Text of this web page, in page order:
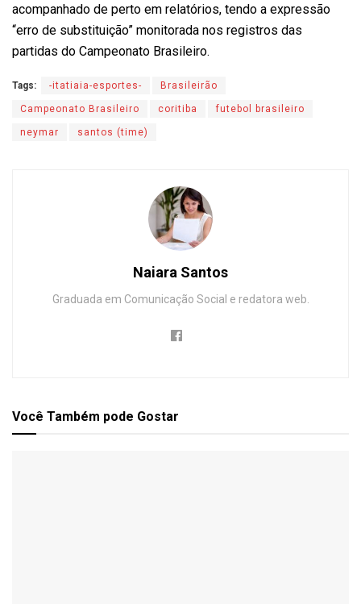
acompanhado de perto em relatórios, tendo a expressão
“erro de substituição” monitorada nos registros das
partidas do Campeonato Brasileiro.
Tags: -itatiaia-esportes- Brasileirão
Campeonato Brasileiro coritiba futebol brasileiro
neymar santos (time)
Naiara Santos
Graduada em Comunicação Social e redatora web.
Você Também pode Gostar